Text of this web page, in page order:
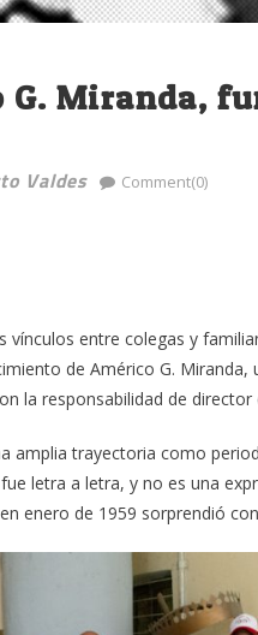
G. Miranda,
Valdes Comment(0)
vínculos entre colegas y
de Américo G.
la responsabilidad de director
amplia trayectoria como
letra a letra, y no es una
enero de 1959 sorprendió